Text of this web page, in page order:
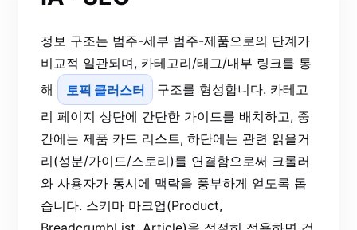
정보 구조는 범주-세부 범주-제품으로의 단계가
비교적 일관되며, 카테고리/태그/내부 링크를 통
해
토픽 클러스터
구조를 형성합니다. 카테고
리 페이지 상단에 간단한 가이드를 배치하고, 중
간에는 제품 카드 리스트, 하단에는 관련 읽을거
리(성분/가이드/스토리)를 연결함으로써 크롤러
와 사용자가 동시에 맥락을 풍부하게 얻도록 돕
습니다. 스키마 마크업(Product,